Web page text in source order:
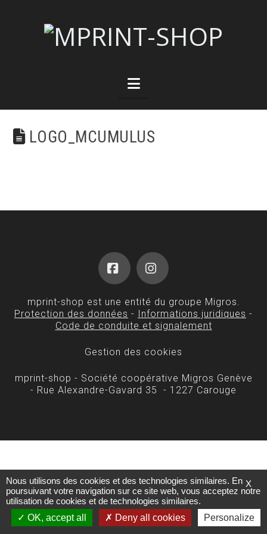
Navigation
LOGO_MCUMULUS
FacebookInstagram
mprint-shop est une entité du groupe Migros.
Protection des données - Informations juridiques -
Code de conduite et signalement
Gestion des cookies
mprint-shop - Société coopérative Migros Genève
- Rue Alexandre-Gavard 35 - 1227 Carouge
X
Nous utilisons des cookies et des technologies similaires. En
poursuivant votre navigation sur ce site web, vous acceptez notre
utilisation de cookies et de technologies similaires.
OK, accept all
Deny all cookies Personalize